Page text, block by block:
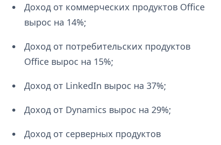
Доход от коммерческих продуктов Office
вырос на 14%;
Доход от потребительских продуктов
Office вырос на 15%;
Доход от LinkedIn вырос на 37%;
Доход от Dynamics вырос на 29%;
Доход от серверных продуктов